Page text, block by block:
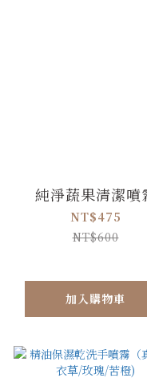
純淨蔬果清潔噴
NT$475
NT$600
加入購物車